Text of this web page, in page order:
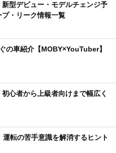
新型デビュー・モデルチェンジ予
・リーク情報一覧
の車紹介【MOBY×YouTuber】
初心者から上級者向けまで幅広く
運転の苦手意識を解消するヒント